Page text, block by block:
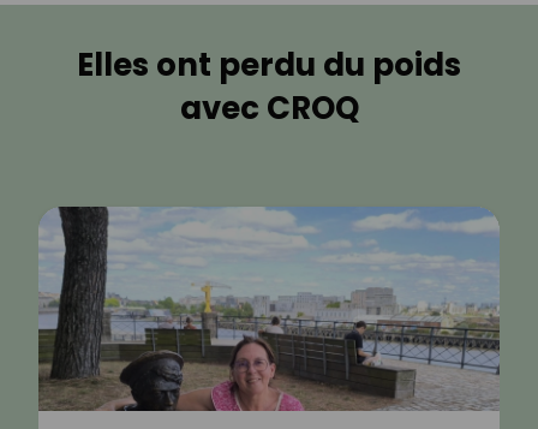
Elles ont perdu du poids
avec CROQ